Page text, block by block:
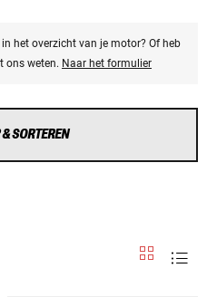
het overzicht van je motor? Of heb
ons weten. Naar het formulier
SORTEREN